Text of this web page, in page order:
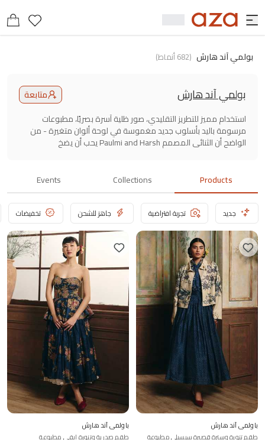
بولمي آند هارش (
682أنماط)
بولمي آند هارش
متابعة
استخدام مميز للتطريز التقليدي، صور ظلية آسرة بصريًا، مطبوعات
مرسومة باليد بأسلوب جديد مغموسة في لوحة ألوان متغيرة - من
الواضح أن الثنائي المصمم Paulmi and Harsh يحب أن يضخ
نوعها.Products
Collections
Events
جديد تجربة افتراضية جاهز للشحن تخفيضات
باولمي آند هارش
طقم تنورة وسترة قصيرة سيسيلي مطبوعة
باولمي آند هارش
طقم صدرية وتنورة إيفي مطبوعة